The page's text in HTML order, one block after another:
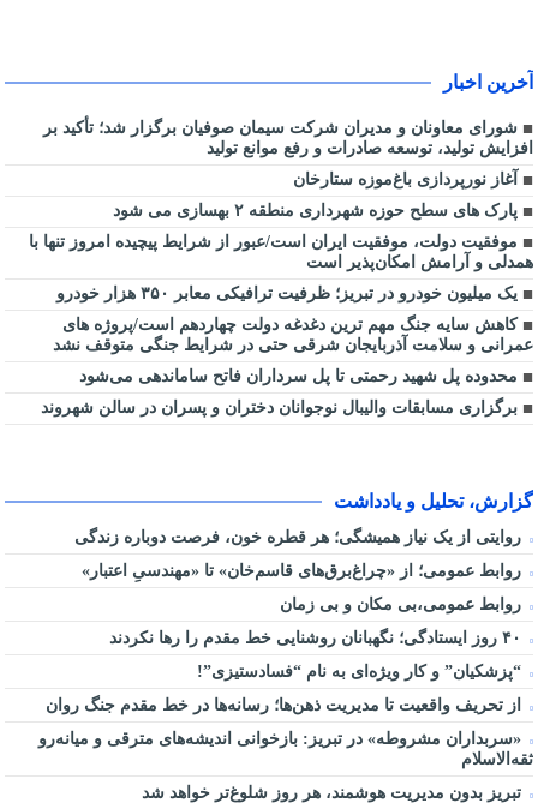
آخرین اخبار
شورای معاونان و مدیران شرکت سیمان صوفیان برگزار شد؛ تأکید بر
افزایش تولید، توسعه صادرات و رفع موانع تولید
آغاز نورپردازی باغ‌موزه ستارخان
پارک های سطح حوزه شهرداری منطقه ۲ بهسازی می شود
موفقیت دولت، موفقیت ایران است/عبور از شرایط پیچیده امروز تنها با
همدلی و آرامش امکان‌پذیر است
یک میلیون خودرو در تبریز؛ ظرفیت ترافیکی معابر ۳۵۰ هزار خودرو
کاهش سایه جنگ مهم ‌ترین دغدغه دولت چهاردهم است/پروژه ‌های
عمرانی و سلامت آذربایجان شرقی حتی در شرایط جنگی متوقف نشد
محدوده پل شهید رحمتی تا پل سرداران فاتح ساماندهی می‌شود
برگزاری مسابقات والیبال نوجوانان دختران و پسران در سالن شهروند
گزارش، تحلیل و یادداشت
روایتی از یک نیاز همیشگی؛ هر قطره خون، فرصت دوباره زندگی
روابط عمومی؛ از «چراغ‌برق‌های قاسم‌خان» تا «مهندسیِ اعتبار»
روابط عمومی،بی مکان و بی زمان
“پزشکیان” و کار ویژه‌ای به نام “فسادستیزی”!
از تحریف واقعیت تا مدیریت ذهن‌ها؛ رسانه‌ها در خط مقدم جنگ روان
«سربداران مشروطه» در تبریز: بازخوانی اندیشه‌های مترقی و میانه‌رو
ثقه‌الاسلام
تبریز بدون مدیریت هوشمند، هر روز شلوغ‌تر خواهد شد